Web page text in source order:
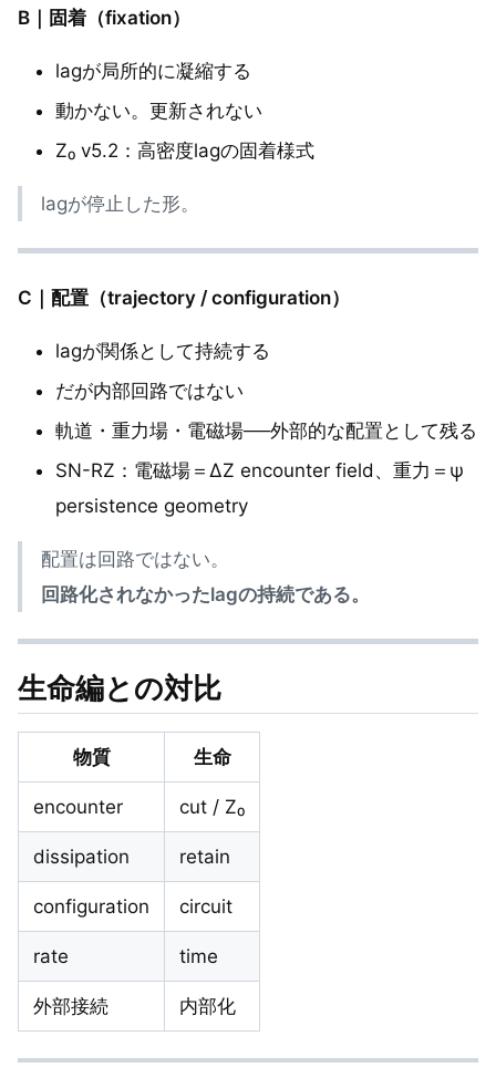
B｜固着（fixation）
lagが局所的に凝縮する
動かない。更新されない
Z₀ v5.2：高密度lagの固着様式
lagが停止した形。
C｜配置（trajectory / configuration）
lagが関係として持続する
だが内部回路ではない
軌道・重力場・電磁場──外部的な配置として残る
SN-RZ：電磁場＝ΔZ encounter field、重力＝ψ
persistence geometry
配置は回路ではない。
回路化されなかったlagの持続である。
生命編との対比
物質 生命
encounter cut / Z₀
dissipation retain
configuration circuit
rate time
外部接続 内部化